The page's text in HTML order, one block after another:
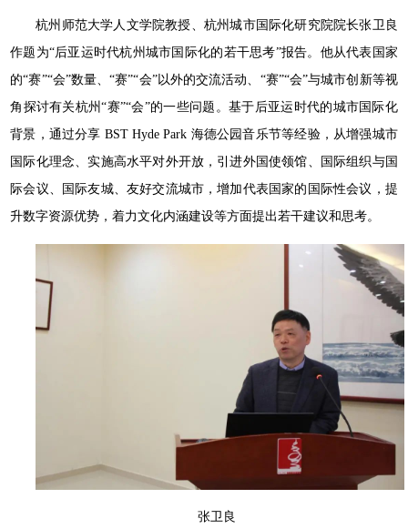
杭州师范大学人文学院教授、杭州城市国际化研究院院长张卫良
作题为“后亚运时代杭州城市国际化的若干思考”报告。他从代表国家
的“赛”“会”数量、“赛”“会”以外的交流活动、“赛”“会”与城市创新等视
角探讨有关杭州“赛”“会”的一些问题。基于后亚运时代的城市国际化
背景，通过分享 BST Hyde Park 海德公园音乐节等经验，从增强城市
国际化理念、实施高水平对外开放，引进外国使领馆、国际组织与国
际会议、国际友城、友好交流城市，增加代表国家的国际性会议，提
升数字资源优势，着力文化内涵建设等方面提出若干建议和思考。
张卫良